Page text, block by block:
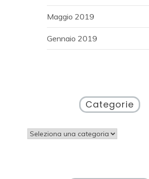
Maggio 2019
Gennaio 2019
Categorie
Categorie